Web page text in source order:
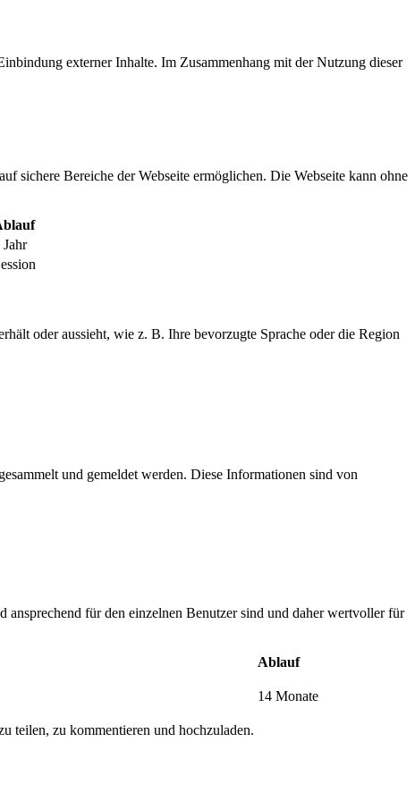
externer Inhalte. Im Zusammenhang mit der Nutzung dieser
sichere Bereiche der Webseite ermöglichen. Die Webseite kann ohne
Jahr
oder aussieht, wie z. B. Ihre bevorzugte Sprache oder die Region
und gemeldet werden. Diese Informationen sind von
für den einzelnen Benutzer sind und daher wertvoller für
Ablauf
14 Monate
teilen, zu kommentieren und hochzuladen.